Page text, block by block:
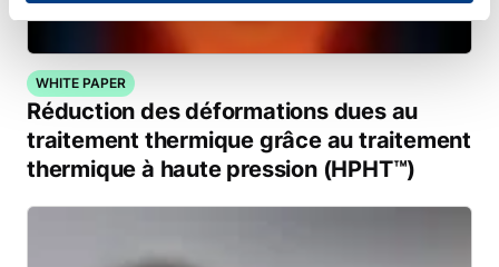
WHITE PAPER
Réduction des déformations dues au
traitement thermique grâce au traitement
thermique à haute pression (HPHT™)